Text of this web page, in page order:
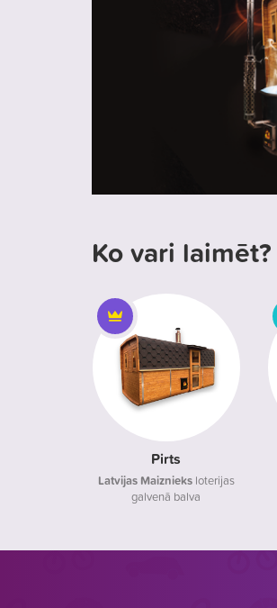
Ko vari laimēt?
Pirts
Latvijas Maiznieksloterijas
galvenā balva